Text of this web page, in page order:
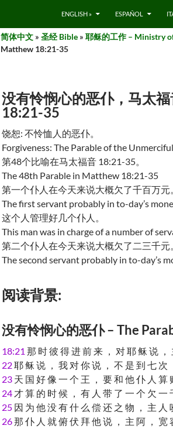
ENGLISH » ESPAÑOL
简体中文 » 圣经 Bible » 耶稣的工作 – Ministry
Matthew 18:21-35
没有怜悯心的恶仆，马太
18:21-35
饶恕: 不怜恤人的恶仆。
Forgiveness: The Parable of the
第48个比喻在马太福音 18:21-35。
The 48th Parable in Matthew 18:21-35
第一个仆人在今天来说大概欠了千百万元
The first servant probably in to-day’s
这个人管理好几个仆人。
This man was in charge of a number of
第二个仆人在今天来说大概欠了二三千元
The second servant probably in to-day’s
阅读背景:
没有怜悯心的恶仆 – The
18:21 那 时 彼 得 进 前 来 ， 对 耶 稣 说
22耶 稣 说 ， 我 对 你 说 ， 不 是 到 七 次
23 天 国 好 像 一 个 王 ， 要 和 他 仆 人 算
24 才 算 的 时 候 ， 有 人 带 了 一 个 欠 一
25 因 为 他 没 有 什 么 偿 还 之 物 ， 主 人
26那 仆 人 就 俯 伏 拜 他 说 ， 主 阿 ， 宽